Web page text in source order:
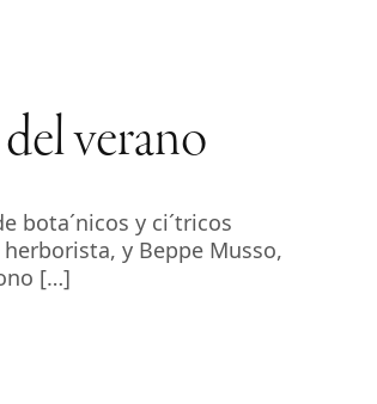
verano
bota´nicos y ci´tricos
y Beppe Musso,
[…]